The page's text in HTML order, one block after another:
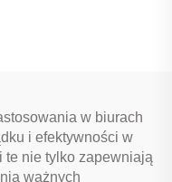
w biurach
i efektywności w
te nie tylko zapewniają
ważnych